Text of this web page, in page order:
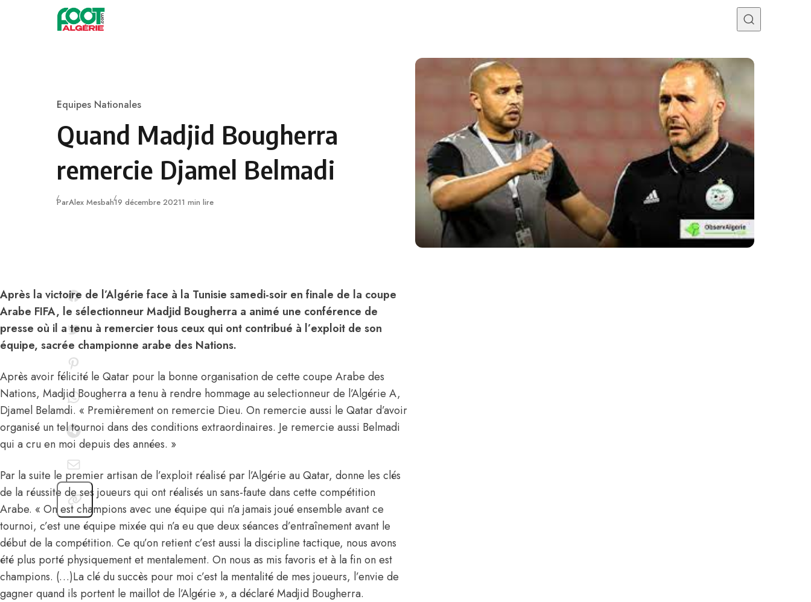
Skip to content
Category
Equipes Nationales
Quand Madjid Bougherra
remercie Djamel Belmadi
ParAlex MesbahPublié
19 décembre 20211 min lire
Après la victoire de l’Algérie face à la Tunisie samedi-soir en finale de la coupe
Arabe FIFA, le sélectionneur Madjid Bougherra a animé une conférence de
presse où il a tenu à remercier tous ceux qui ont contribué à l’exploit de son
équipe, sacrée championne arabe des Nations.
Après avoir félicité le Qatar pour la bonne organisation de cette coupe Arabe des
Nations, Madjid Bougherra a tenu à rendre hommage au selectionneur de l’Algérie A,
Djamel Belamdi. « Premièrement on remercie Dieu. On remercie aussi le Qatar d’avoir
organisé un tel tournoi dans des conditions extraordinaires. Je remercie aussi Belmadi
qui a cru en moi depuis des années. »
Par la suite le premier artisan de l’exploit réalisé par l’Algérie au Qatar, donne les clés
de la réussite de ses joueurs qui ont réalisés un sans-faute dans cette compétition
Arabe. « On est champions avec une équipe qui n’a jamais joué ensemble avant ce
tournoi, c’est une équipe mixée qui n’a eu que deux séances d’entraînement avant le
début de la compétition. Ce qu’on retient c’est aussi la discipline tactique, nous avons
été plus porté physiquement et mentalement. On nous as mis favoris et à la fin on est
champions. (…)La clé du succès pour moi c’est la mentalité de mes joueurs, l’envie de
gagner quand ils portent le maillot de l’Algérie », a déclaré Madjid Bougherra.